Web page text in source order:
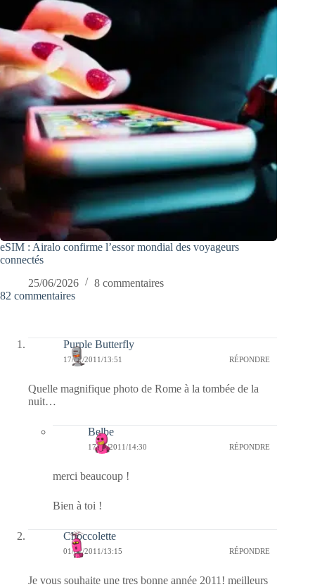
eSIM : Airalo confirme l’essor mondial des voyageurs
connectés
25/06/2026
8 commentaires
82 commentaires
Purple Butterfly
17/01/2011/13:51 RÉPONDRE
Quelle magnifique photo de Rome à la tombée de la
nuit…
Belbe
17/01/2011/14:30 RÉPONDRE
merci beaucoup !
Bien à toi !
Choccolette
01/01/2011/13:15 RÉPONDRE
Je vous souhaite une tres bonne année 2011! meilleurs